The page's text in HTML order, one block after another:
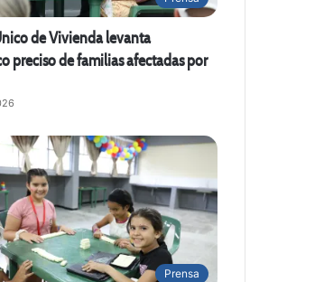
de Vivienda levanta
preciso de familias afectadas por
Prensa